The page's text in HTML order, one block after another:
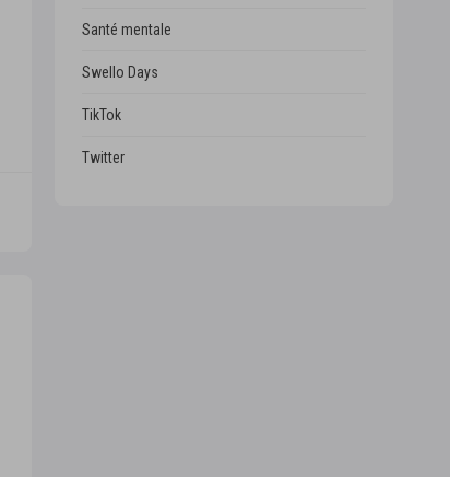
Santé mentale
Swello Days
TikTok
Twitter